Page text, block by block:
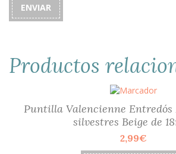
Productos
Puntilla Valencienne Entredós
silvestres Beige de
2,99€